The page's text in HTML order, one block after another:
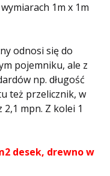
1m x 1m
odnosi się do
pojemniku, ale z
np. długość
też przelicznik, w
mpn. Z kolei 1
desek, drewno w